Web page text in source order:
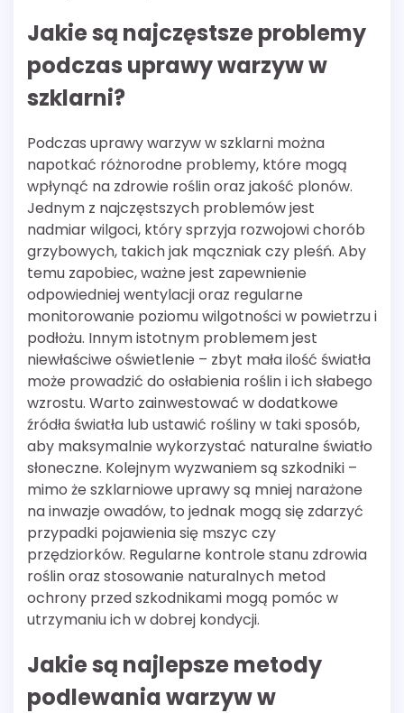
Jakie są najczęstsze problemy
podczas uprawy warzyw w
szklarni?
Podczas uprawy warzyw w szklarni można
napotkać różnorodne problemy, które mogą
wpłynąć na zdrowie roślin oraz jakość plonów.
Jednym z najczęstszych problemów jest
nadmiar wilgoci, który sprzyja rozwojowi chorób
grzybowych, takich jak mączniak czy pleśń. Aby
temu zapobiec, ważne jest zapewnienie
odpowiedniej wentylacji oraz regularne
monitorowanie poziomu wilgotności w powietrzu i
podłożu. Innym istotnym problemem jest
niewłaściwe oświetlenie – zbyt mała ilość światła
może prowadzić do osłabienia roślin i ich słabego
wzrostu. Warto zainwestować w dodatkowe
źródła światła lub ustawić rośliny w taki sposób,
aby maksymalnie wykorzystać naturalne światło
słoneczne. Kolejnym wyzwaniem są szkodniki –
mimo że szklarniowe uprawy są mniej narażone
na inwazje owadów, to jednak mogą się zdarzyć
przypadki pojawienia się mszyc czy
przędziorków. Regularne kontrole stanu zdrowia
roślin oraz stosowanie naturalnych metod
ochrony przed szkodnikami mogą pomóc w
utrzymaniu ich w dobrej kondycji.
Jakie są najlepsze metody
podlewania warzyw w